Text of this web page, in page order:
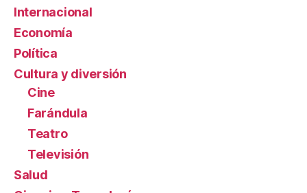
Internacional
Economía
Política
Cultura y diversión
Cine
Farándula
Teatro
Televisión
Salud